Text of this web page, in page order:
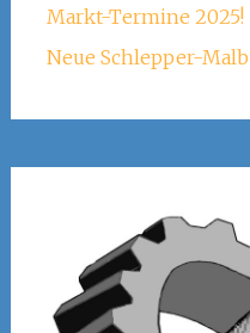
Markt-Termine 2025!
Neue Schlepper-